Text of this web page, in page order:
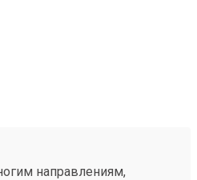
направлениям,